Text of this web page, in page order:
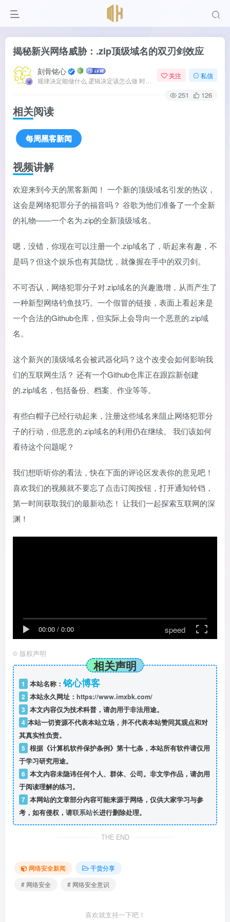
揭秘新兴网络威胁：.zip顶级域名的双刃剑效应
刻骨铭心 关注 私信
251 126
相关阅读
每周黑客新闻
视频讲解
欢迎来到今天的黑客新闻！ 一个新的顶级域名引发的热议，
这会是网络犯罪分子的福音吗？ 谷歌为他们准备了一个全新
的礼物——一个名为.zip的全新顶级域名。
嗯，没错，你现在可以注册一个.zip域名了，听起来有趣，不
是吗？但这个娱乐也有其隐忧，就像握在手中的双刃剑。
不可否认，网络犯罪分子对.zip域名的兴趣激增，从而产生了
一种新型网络钓鱼技巧。一个假冒的链接，表面上看起来是
一个合法的Github仓库，但实际上会导向一个恶意的.zip域
名。
这个新兴的顶级域名会被武器化吗？这个改变会如何影响我
们的互联网生活？ 还有一个Github仓库正在跟踪新创建
的.zip域名，包括备份、档案、作业等等。
有些白帽子已经行动起来，注册这些域名来阻止网络犯罪分
子的行动，但恶意的.zip域名的利用仍在继续。 我们该如何
看待这个问题呢？
我们想听听你的看法，快在下面的评论区发表你的意见吧！
喜欢我们的视频就不要忘了点击订阅按钮，打开通知铃铛，
第一时间获取我们的最新动态！ 让我们一起探索互联网的深
渊！
00:00 / 0:00 speed
© 版权声明
相关声明
1 本站名称：铭心博客
2 本站永久网址： https://www.imxbk.com/
3 本文内容仅为技术科普，请勿用于非法用途。
4 本站一切资源不代表本站立场，并不代表本站赞同其观点和对
其真实性负责。
5 根据《计算机软件保护条例》第十七条，本站所有软件请仅用
于学习研究用途。
6 本文内容未隐讳任何个人、群体、公司。非文学作品，请勿用
于阅读理解的练习。
7 本网站的文章部分内容可能来源于网络，仅供大家学习与参
考，如有侵权，请联系站长进行删除处理。
THE END
网络安全新闻
干货分享
# 网络安全
# 网络安全意识
喜欢就支持一下吧！